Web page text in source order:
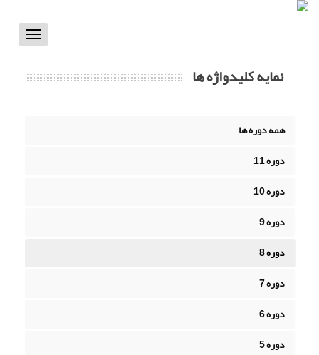
Toggle
نمایه کلیدواژه ها
همه دوره ها
دوره 11
دوره 10
دوره 9
دوره 8
دوره 7
دوره 6
دوره 5